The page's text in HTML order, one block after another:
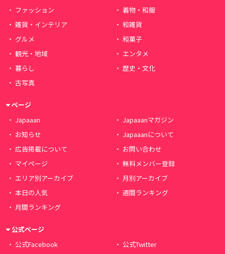
ファッション
着物・和服
雑貨・インテリア
和雑貨
グルメ
和菓子
観光・地域
エンタメ
暮らし
歴史・文化
古写真
ページ
Japaaan
Japaaanマガジン
お知らせ
Japaaanについて
広告掲載について
お問い合わせ
マイページ
無料メンバー登録
エリア別アーカイブ
月別アーカイブ
本日の人気
週間ランキング
月間ランキング
公式ページ
公式Facebook
公式Twitter